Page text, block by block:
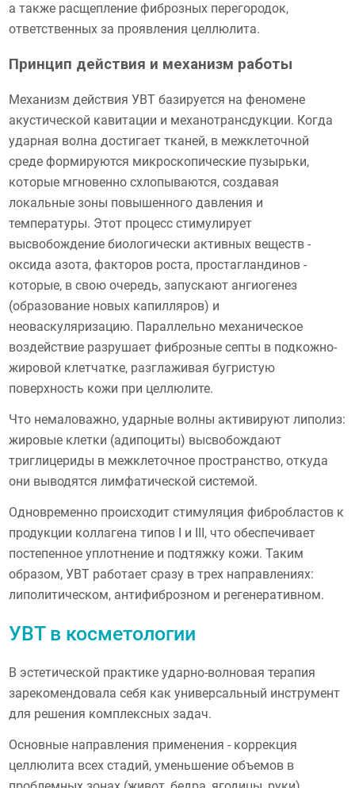
а также расщепление фиброзных перегородок,
ответственных за проявления целлюлита.
Принцип действия и механизм работы
Механизм действия УВТ базируется на феномене
акустической кавитации и механотрансдукции. Когда
ударная волна достигает тканей, в межклеточной
среде формируются микроскопические пузырьки,
которые мгновенно схлопываются, создавая
локальные зоны повышенного давления и
температуры. Этот процесс стимулирует
высвобождение биологически активных веществ -
оксида азота, факторов роста, простагландинов -
которые, в свою очередь, запускают ангиогенез
(образование новых капилляров) и
неоваскуляризацию. Параллельно механическое
воздействие разрушает фиброзные септы в подкожно-
жировой клетчатке, разглаживая бугристую
поверхность кожи при целлюлите.
Что немаловажно, ударные волны активируют липолиз:
жировые клетки (адипоциты) высвобождают
триглицериды в межклеточное пространство, откуда
они выводятся лимфатической системой.
Одновременно происходит стимуляция фибробластов к
продукции коллагена типов I и III, что обеспечивает
постепенное уплотнение и подтяжку кожи. Таким
образом, УВТ работает сразу в трех направлениях:
липолитическом, антифиброзном и регенеративном.
УВТ в косметологии
В эстетической практике ударно-волновая терапия
зарекомендовала себя как универсальный инструмент
для решения комплексных задач.
Основные направления применения - коррекция
целлюлита всех стадий, уменьшение объемов в